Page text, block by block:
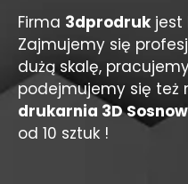
Firma 3dprodruk jest
Zajmujemy się
dużą skalę,
podejmujemy się też
drukarnia 3D
od 10 sztuk !